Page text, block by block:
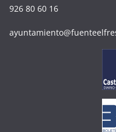
926 80 60 16